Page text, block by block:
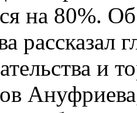
на 80%.
рассказал
и